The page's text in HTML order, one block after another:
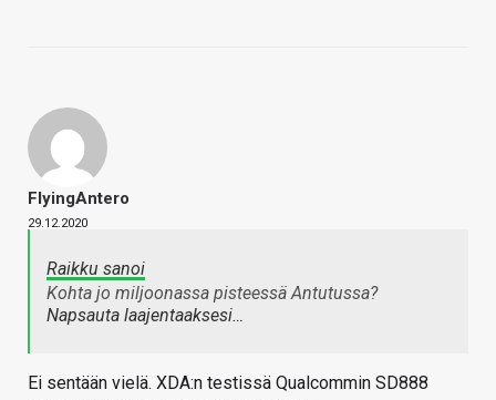
FlyingAntero
29.12.2020
Raikku sanoi
Kohta jo miljoonassa pisteessä Antutussa?
Napsauta laajentaaksesi…
Ei sentään vielä. XDA:n testissä Qualcommin SD888